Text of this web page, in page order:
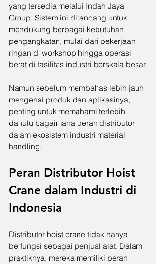
yang tersedia melalui Indah Jaya
Group. Sistem ini dirancang untuk
mendukung berbagai kebutuhan
pengangkatan, mulai dari pekerjaan
ringan di workshop hingga operasi
berat di fasilitas industri berskala besar.
Namun sebelum membahas lebih jauh
mengenai produk dan aplikasinya,
penting untuk memahami terlebih
dahulu bagaimana peran distributor
dalam ekosistem industri material
handling.
Peran Distributor Hoist
Crane dalam Industri di
Indonesia
Distributor hoist crane tidak hanya
berfungsi sebagai penjual alat. Dalam
praktiknya, mereka memiliki peran